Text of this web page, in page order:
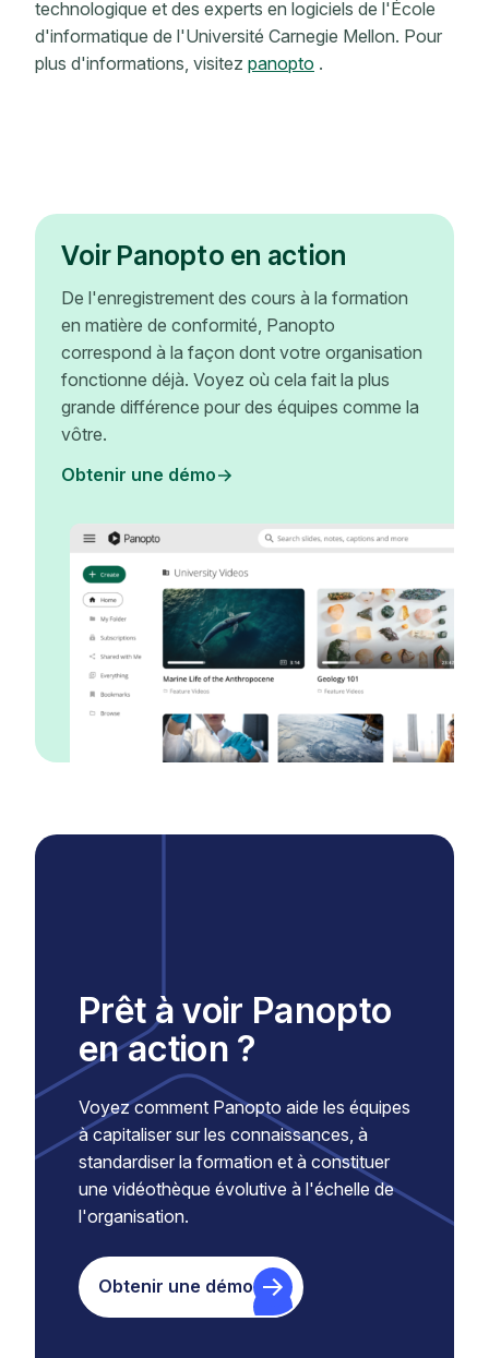
technologique et des experts en logiciels de l'École
d'informatique de l'Université Carnegie Mellon. Pour
plus d'informations, visitez panopto .
Voir Panopto en action
De l'enregistrement des cours à la formation
en matière de conformité, Panopto
correspond à la façon dont votre organisation
fonctionne déjà. Voyez où cela fait la plus
grande différence pour des équipes comme la
vôtre.
Obtenir une démo
Prêt à voir Panopto
en action ?
Voyez comment Panopto aide les équipes
à capitaliser sur les connaissances, à
standardiser la formation et à constituer
une vidéothèque évolutive à l'échelle de
l'organisation.
Obtenir une démo